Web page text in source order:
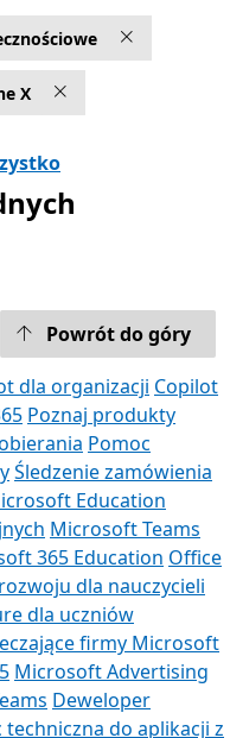
X
Powrót do góry
dla organizacji Copilot
Poznaj produkty
Pomoc
Śledzenie zamówienia
Education
Microsoft Teams
365 Education Office
dla nauczycieli
dla uczniów
firmy Microsoft
Microsoft Advertising
Deweloper
techniczna do aplikacji z